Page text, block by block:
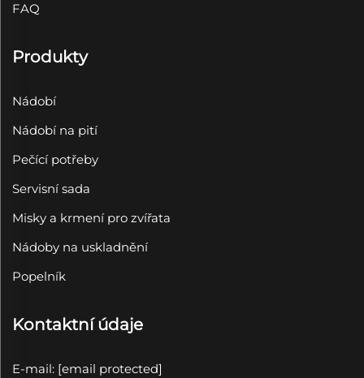
FAQ
Produkty
Nádobí
Nádobí na pití
Pečící potřeby
Servisní sada
Misky a krmení pro zvířata
Nádoby na uskladnění
Popelník
Kontaktní údaje
E-mail: [email protected]